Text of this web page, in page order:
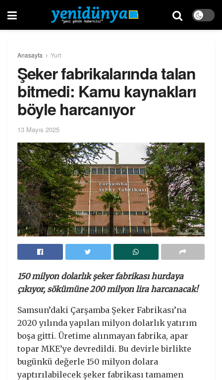
Anasayfa Yurt
Şeker fabrikalarında talan
bitmedi: Kamu kaynakları
böyle harcanıyor
13 Mayıs 2025
150 milyon dolarlık şeker fabrikası hurdaya
çıkıyor, sökümüne 200 milyon lira harcanacak!
Samsun’daki Çarşamba Şeker Fabrikası’na
2020 yılında yapılan milyon dolarlık yatırım
boşa gitti. Üretime alınmayan fabrika, apar
topar MKE’ye devredildi. Bu devirle birlikte
bugünkü değerle 150 milyon dolara
yaptırılabilecek şeker fabrikası tamamen